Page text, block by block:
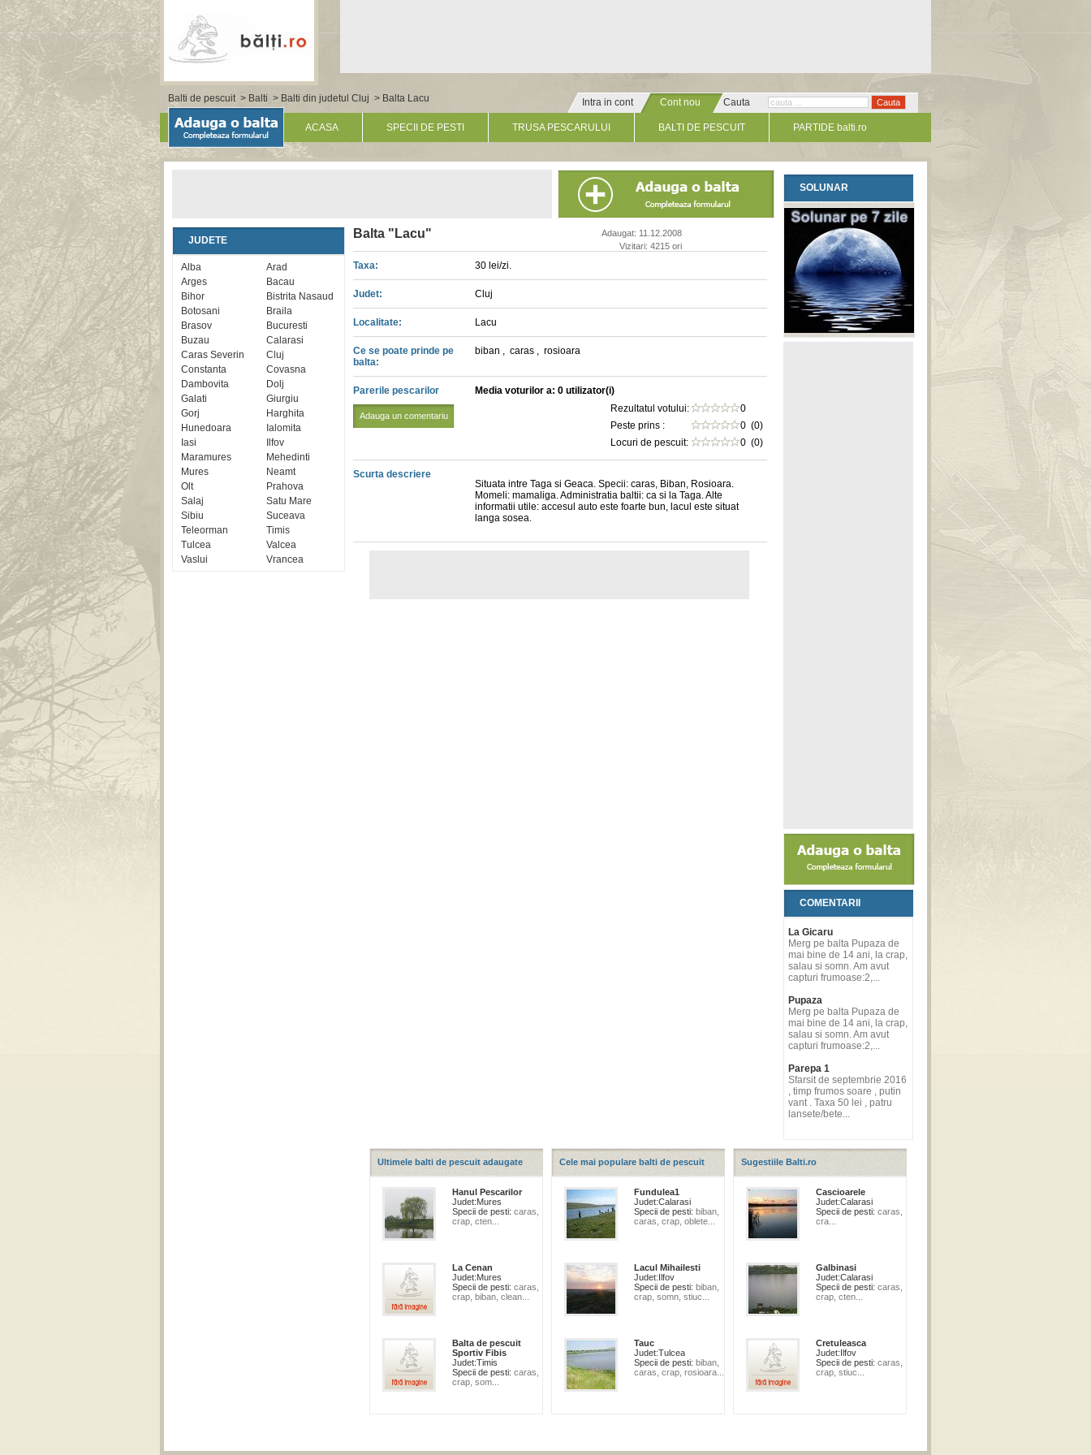
Balti de pescuit> Balti > Balti din judetul Cluj > Balta Lacu Intra in cont
Cont nou
» Click pentru un cont nou
Cauta
ACASA SPECII DE PESTI TRUSA PESCARULUI BALTI DE PESCUIT PARTIDE balti.ro
JUDETE
Alba
Arad
Arges
Bacau
Bihor
Bistrita Nasaud
Botosani
Braila
Brasov
Bucuresti
Buzau
Calarasi
Caras Severin
Cluj
Constanta
Covasna
Dambovita
Dolj
Galati
Giurgiu
Gorj
Harghita
Hunedoara
Ialomita
Iasi
Ilfov
Maramures
Mehedinti
Mures
Neamt
Olt
Prahova
Salaj
Satu Mare
Sibiu
Suceava
Teleorman
Timis
Tulcea
Valcea
Vaslui
Vrancea
Balta "Lacu"
Adaugat: 11.12.2008
Vizitari: 4215 ori
Taxa: 30 lei/zi.
Judet: Cluj
Localitate: Lacu
Ce se poate prinde pe
balta:
biban , caras , rosioara
Parerile pescarilor
Adauga un comentariu
Media voturilor a: 0 utilizator(i)
Rezultatul votului:
0
Peste prins :
0 (0)
Locuri de pescuit:
0 (0)
Scurta descriere
Situata intre Taga si Geaca. Specii: caras, Biban, Rosioara.
Momeli: mamaliga. Administratia baltii: ca si la Taga. Alte
informatii utile: accesul auto este foarte bun, lacul este situat
langa sosea.
SOLUNAR
COMENTARII
La Gicaru
Merg pe balta Pupaza de
mai bine de 14 ani, la crap,
salau si somn. Am avut
capturi frumoase:2,...
Pupaza
Merg pe balta Pupaza de
mai bine de 14 ani, la crap,
salau si somn. Am avut
capturi frumoase:2,...
Parepa 1
Sfarsit de septembrie 2016
, timp frumos soare , putin
vant . Taxa 50 lei , patru
lansete/bete...
Ultimele balti de pescuit adaugate
Hanul Pescarilor
Judet:Mures
Specii de pesti: caras,
crap, cten...
La Cenan
Judet:Mures
Specii de pesti: caras,
crap, biban, clean...
Balta de pescuit
Sportiv Fibis
Judet:Timis
Specii de pesti: caras,
crap, som...
Cele mai populare balti de pescuit
Fundulea1
Judet:Calarasi
Specii de pesti: biban,
caras, crap, oblete...
Lacul Mihailesti
Judet:Ilfov
Specii de pesti: biban,
crap, somn, stiuc...
Tauc
Judet:Tulcea
Specii de pesti: biban,
caras, crap, rosioara...
Sugestiile Balti.ro
Cascioarele
Judet:Calarasi
Specii de pesti: caras,
cra...
Galbinasi
Judet:Calarasi
Specii de pesti: caras,
crap, cten...
Cretuleasca
Judet:Ilfov
Specii de pesti: caras,
crap, stiuc...